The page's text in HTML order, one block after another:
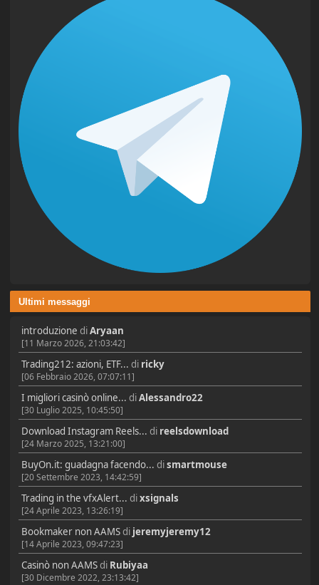
Ultimi messaggi
introduzione diAryaan
[11 Marzo 2026, 21:03:42]
Trading212: azioni, ETF... di ricky
[06 Febbraio 2026, 07:07:11]
I migliori casinò online... diAlessandro22
[30 Luglio 2025, 10:45:50]
Download Instagram Reels... di reelsdownload
[24 Marzo 2025, 13:21:00]
BuyOn.it: guadagna facendo... dismartmouse
[20 Settembre 2023, 14:42:59]
Trading in the vfxAlert... dixsignals
[24 Aprile 2023, 13:26:19]
Bookmaker non AAMSdi jeremyjeremy12
[14 Aprile 2023, 09:47:23]
Casinò non AAMSdi Rubiyaa
[30 Dicembre 2022, 23:13:42]